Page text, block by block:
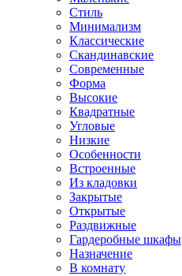
Стиль
Минимализм
Классические
Скандинавские
Современные
Форма
Высокие
Квадратные
Угловые
Низкие
Особенности
Встроенные
Из кладовки
Закрытые
Открытые
Раздвижные
Гардеробные шкафы
Назначение
В комнату